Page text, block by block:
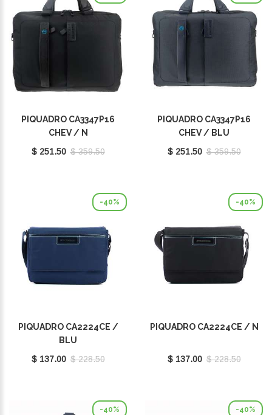
PIQUADRO CA3347P16
CHEV / N
$ 251.50 $ 359.50
PIQUADRO CA3347P16
CHEV / BLU
$ 251.50 $ 359.50
-40%
PIQUADRO CA2224CE /
BLU
$ 137.00 $ 228.50
-40%
PIQUADRO CA2224CE / N
$ 137.00 $ 228.50
-40% -40%